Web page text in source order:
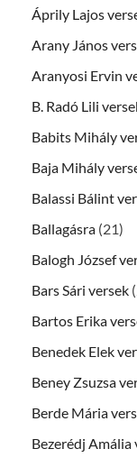
Áprily Lajos
Arany János
Aranyosi Ervin
B. Radó Lili
Babits Mihály
Baja Mihály
Balassi Bálint
Ballagásra (21)
Balogh József
Bars Sári versek
Bartos Erika
Benedek Elek
Beney Zsuzsa
Berde Mária
Bezerédj Amália